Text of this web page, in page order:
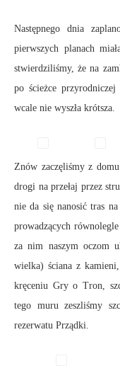
Następnego dnia
pierwszych planach
stwierdziliśmy, że na
po ścieżce
wcale nie wyszła krótsza.
Znów zaczęliśmy z
drogi na przełaj przez
nie da się nanosić tras
prowadzących
za nim naszym oczom
wielka) ściana z
kręceniu Gry o Tron,
tego muru zeszliśmy
rezerwatu Prządki.